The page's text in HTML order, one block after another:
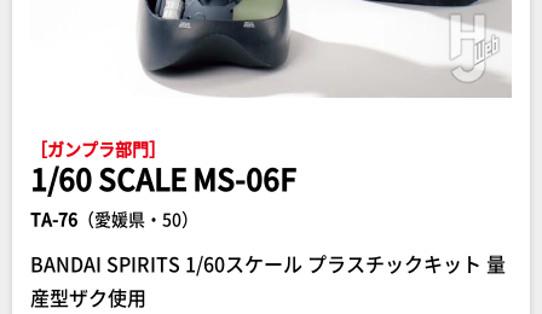
［ガンプラ部門］
1/60 SCALE MS-06F
TA-76 （愛媛県・50）
BANDAI SPIRITS 1/60スケール プラスチックキット 量
産型ザク使用